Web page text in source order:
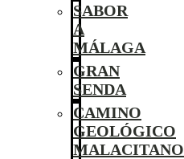
SABOR
A
MÁLAGA
GRAN
SENDA
CAMINO
GEOLÓGICO
MALACITANO